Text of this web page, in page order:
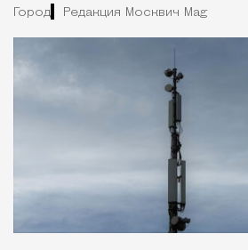
Город Редакция Москвич Mag